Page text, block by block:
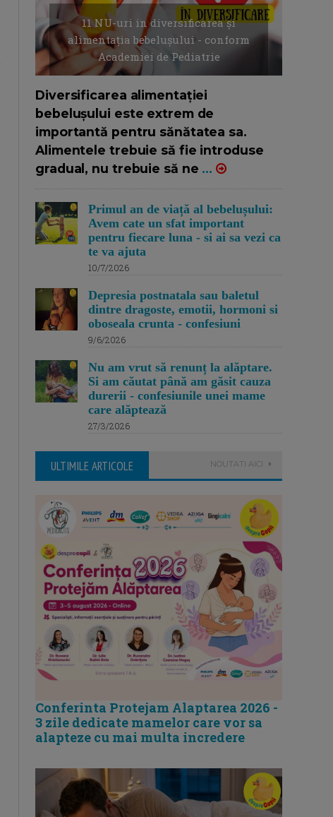
11 NU-uri in diversificarea și
alimentația bebelușului - conform
Academiei de Pediatrie
Diversificarea alimentației
bebelușului este extrem de
importantă pentru sănătatea sa.
Alimentele trebuie să fie introduse
gradual, nu trebuie să ne ...
Primul an de viață al bebelușului:
Avem cate un sfat important
pentru fiecare luna - si ai sa vezi ca
te va ajuta
10/7/2026
Depresia postnatala sau baletul
dintre dragoste, emotii, hormoni si
oboseala crunta - confesiuni
9/6/2026
Nu am vrut să renunț la alăptare.
Si am căutat până am găsit cauza
durerii - confesiunile unei mame
care alăptează
27/3/2026
ULTIMILE ARTICOLE NOUTATI AICI
Conferinta Protejam Alaptarea 2026 -
3 zile dedicate mamelor care vor sa
alapteze cu mai multa incredere